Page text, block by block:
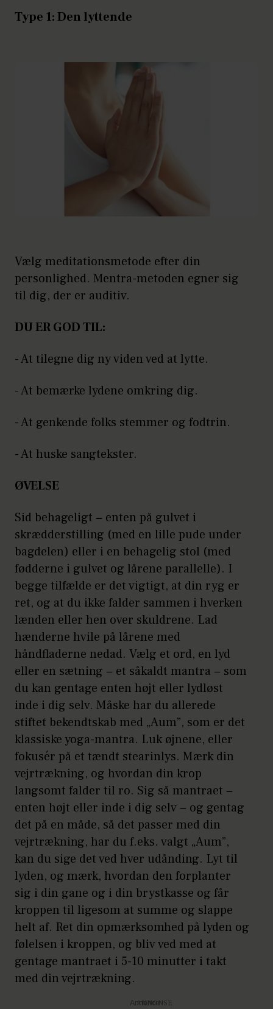
Type 1: Den lyttende
Vælg meditationsmetode efter din
personlighed. Mentra-metoden egner sig
til dig, der er auditiv.
DU ER GOD TIL:
- At tilegne dig ny viden ved at lytte.
- At bemærke lydene omkring dig.
- At genkende folks stemmer og fodtrin.
- At huske sangtekster.
ØVELSE
Sid behageligt − enten på gulvet i
skrædderstilling (med en lille pude under
bagdelen) eller i en behagelig stol (med
fødderne i gulvet og lårene parallelle). I
begge tilfælde er det vigtigt, at din ryg er
ret, og at du ikke falder sammen i hverken
lænden eller hen over skuldrene. Lad
hænderne hvile på lårene med
håndfladerne nedad. Vælg et ord, en lyd
eller en sætning − et såkaldt mantra − som
du kan gentage enten højt eller lydløst
inde i dig selv. Måske har du allerede
stiftet bekendtskab med „Aum”, som er det
klassiske yoga-mantra. Luk øjnene, eller
fokusér på et tændt stearinlys. Mærk din
vejrtrækning, og hvordan din krop
langsomt falder til ro. Sig så mantraet −
enten højt eller inde i dig selv − og gentag
det på en måde, så det passer med din
vejrtrækning, har du f.eks. valgt „Aum”,
kan du sige det ved hver udånding. Lyt til
lyden, og mærk, hvordan den forplanter
sig i din gane og i din brystkasse og får
kroppen til ligesom at summe og slappe
helt af. Ret din opmærksomhed på lyden og
følelsen i kroppen, og bliv ved med at
gentage mantraet i 5-10 minutter i takt
med din vejrtrækning.
Annonce